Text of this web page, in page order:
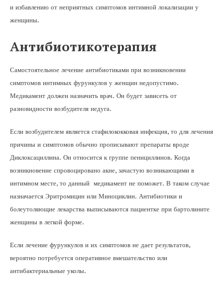
и избавлению от неприятных симптомов интимной локализации у
женщины.
Антибиотикотерапия
Самостоятельное лечение антибиотиками при возникновении
симптомов интимных фурункулов у женщин недопустимо.
Медикамент должен назначить врач. Он будет зависеть от
разновидности возбудителя недуга.
Если возбудителем является стафилококковая инфекция, то для лечения
причины и симптомов обычно прописывают препараты вроде
Диклоксациллина. Он относится к группе пенициллинов. Когда
возникновение спровоцировано акне, зачастую возникающими в
интимном месте, то данный медикамент не поможет. В таком случае
назначается Эритромицин или Миноциклин. Антибиотики и
болеутоляющие лекарства выписываются пациентке при бартолините
женщины в легкой форме.
Если лечение фурункулов и их симптомов не дает результатов,
вероятно потребуется оперативное вмешательство или
антибактериальные уколы.